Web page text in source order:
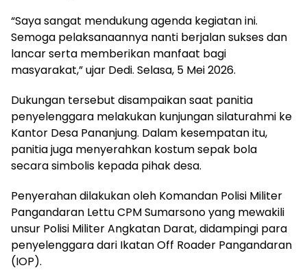
“Saya sangat mendukung agenda kegiatan ini.
Semoga pelaksanaannya nanti berjalan sukses dan
lancar serta memberikan manfaat bagi
masyarakat,” ujar Dedi. Selasa, 5 Mei 2026.
Dukungan tersebut disampaikan saat panitia
penyelenggara melakukan kunjungan silaturahmi ke
Kantor Desa Pananjung. Dalam kesempatan itu,
panitia juga menyerahkan kostum sepak bola
secara simbolis kepada pihak desa.
Penyerahan dilakukan oleh Komandan Polisi Militer
Pangandaran Lettu CPM Sumarsono yang mewakili
unsur Polisi Militer Angkatan Darat, didampingi para
penyelenggara dari Ikatan Off Roader Pangandaran
(IOP).